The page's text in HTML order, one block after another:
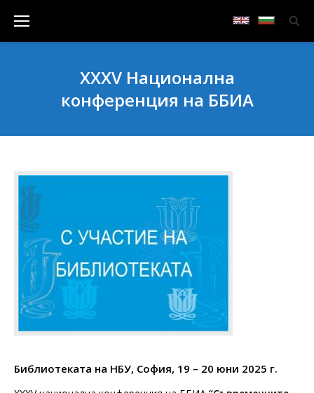
XXXV Национална
конференция на ББИА
Библиотеката на НБУ, София, 19 – 20 юни 2025 г.